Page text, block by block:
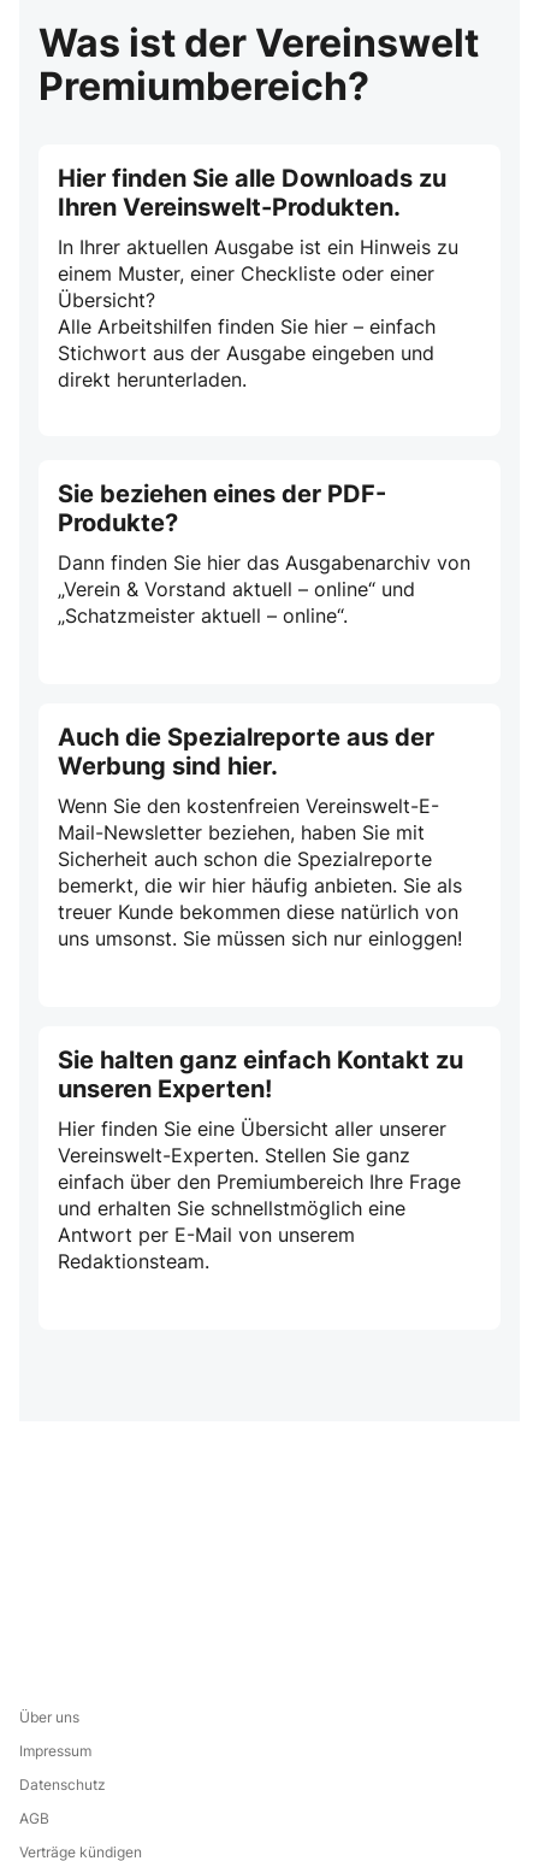
Was ist der Vereinswelt
Premiumbereich?
Hier finden Sie alle Downloads zu
Ihren Vereinswelt-Produkten.
In Ihrer aktuellen Ausgabe ist ein Hinweis zu
einem Muster, einer Checkliste oder einer
Übersicht?
Alle Arbeitshilfen finden Sie hier – einfach
Stichwort aus der Ausgabe eingeben und
direkt herunterladen.
Sie beziehen eines der PDF-
Produkte?
Dann finden Sie hier das Ausgabenarchiv von
„Verein & Vorstand aktuell – online“ und
„Schatzmeister aktuell – online“.
Auch die Spezialreporte aus der
Werbung sind hier.
Wenn Sie den kostenfreien Vereinswelt-E-
Mail-Newsletter beziehen, haben Sie mit
Sicherheit auch schon die Spezialreporte
bemerkt, die wir hier häufig anbieten. Sie als
treuer Kunde bekommen diese natürlich von
uns umsonst. Sie müssen sich nur einloggen!
Sie halten ganz einfach Kontakt zu
unseren Experten!
Hier finden Sie eine Übersicht aller unserer
Vereinswelt-Experten. Stellen Sie ganz
einfach über den Premiumbereich Ihre Frage
und erhalten Sie schnellstmöglich eine
Antwort per E-Mail von unserem
Redaktionsteam.
Über uns
Impressum
Datenschutz
AGB
Verträge kündigen